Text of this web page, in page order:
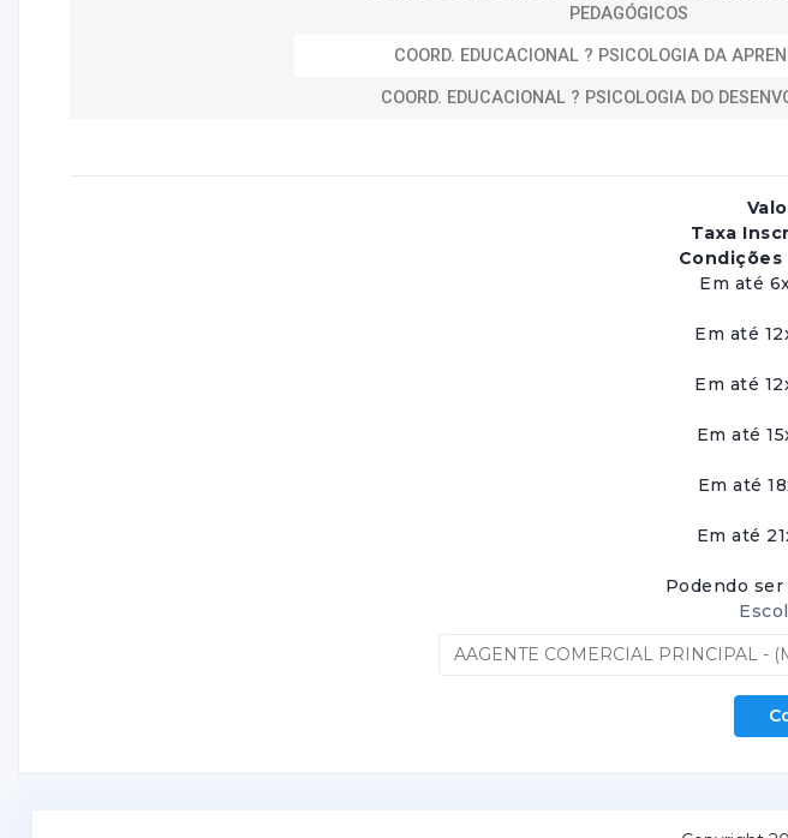
PEDAGÓGICOS
COORD. EDUCACIONAL ? PSICOLOGIA DA
COORD. EDUCACIONAL ? PSICOLOGIA DO
Taxa
Em até
Em até
Em até
Em até
Em até
Em até
Podendo